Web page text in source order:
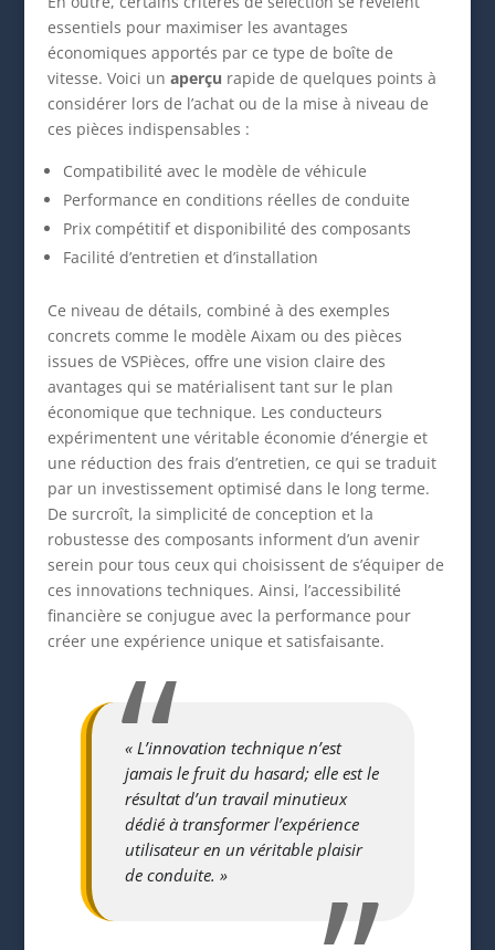
essentiels pour maximiser les avantages
économiques apportés par ce type de boîte de
vitesse. Voici un aperçu rapide de quelques points à
considérer lors de l’achat ou de la mise à niveau de
ces pièces indispensables :
Compatibilité avec le modèle de véhicule
Performance en conditions réelles de conduite
Prix compétitif et disponibilité des composants
Facilité d’entretien et d’installation
Ce niveau de détails, combiné à des exemples
concrets comme le modèle Aixam ou des pièces
issues de VSPièces, offre une vision claire des
avantages qui se matérialisent tant sur le plan
économique que technique. Les conducteurs
expérimentent une véritable économie d’énergie et
une réduction des frais d’entretien, ce qui se traduit
par un investissement optimisé dans le long terme.
De surcroît, la simplicité de conception et la
robustesse des composants informent d’un avenir
serein pour tous ceux qui choisissent de s’équiper de
ces innovations techniques. Ainsi, l’accessibilité
financière se conjugue avec la performance pour
créer une expérience unique et satisfaisante.
« L’innovation technique n’est
jamais le fruit du hasard; elle est le
résultat d’un travail minutieux
dédié à transformer l’expérience
utilisateur en un véritable plaisir
de conduite. »